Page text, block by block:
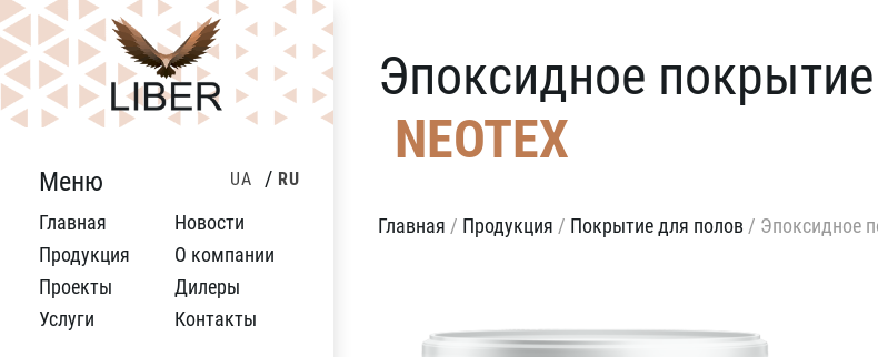
UA RU
Меню
Главная
Продукция
Проекты
Услуги
Новости
О компании
Дилеры
Контакты
Эпоксидное
NEOTEX
Главная / Продукция / Покрытие для полов / Эпоксидное